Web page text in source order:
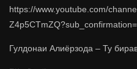
https://www.youtube.com/
Гулдонаи Алиёрзода – Ту